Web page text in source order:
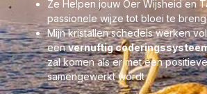
neerslachtigheid.
Fysiek heeft dit kristal een positieve
voortplantingsorganen, darmen
en obstipatie) en galblaas. Tijdens de
oranje calciet de ontwikkeling van de
ochtendmisselijkheid verminderen.
Ze Helpen jouw Oer Wijsheid en
passionele wijze tot bloei te
Mijn kristallen schedels werken
eenvernuftig
zal komen als er met een
samengewerkt wordt